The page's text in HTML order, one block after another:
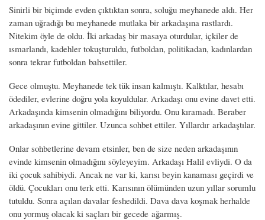
Sinirli bir biçimde evden çıktıktan sonra, soluğu meyhanede aldı. Her
zaman uğradığı bu meyhanede mutlaka bir arkadaşına rastlardı.
Nitekim öyle de oldu. İki arkadaş bir masaya oturdular, içkiler de
ısmarlandı, kadehler tokuşturuldu, futboldan, politikadan, kadınlardan
sonra tekrar futboldan bahsettiler.
Gece olmuştu. Meyhanede tek tük insan kalmıştı. Kalktılar, hesabı
ödediler, evlerine doğru yola koyuldular. Arkadaşı onu evine davet etti.
Arkadaşında kimsenin olmadığını biliyordu. Onu kıramadı. Beraber
arkadaşının evine gittiler. Uzunca sohbet ettiler. Yıllardır arkadaştılar.
Onlar sohbetlerine devam etsinler, ben de size neden arkadaşının
evinde kimsenin olmadığını söyleyeyim. Arkadaşı Halil evliydi. O da
iki çocuk sahibiydi. Ancak ne var ki, karısı beyin kanaması geçirdi ve
öldü. Çocukları onu terk etti. Karısının ölümünden uzun yıllar sorumlu
tutuldu. Sonra açılan davalar feshedildi. Dava dava koşmak herhalde
onu yormuş olacak ki saçları bir gecede ağarmış.